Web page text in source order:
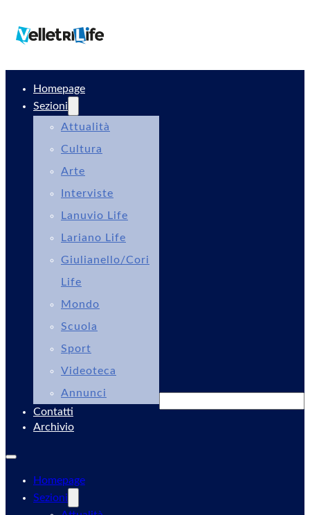
Homepage
Sezioni
Attualità
Cultura
Arte
Interviste
Lanuvio Life
Lariano Life
Giulianello/Cori
Life
Mondo
Scuola
Sport
Videoteca
Annunci
Contatti
Archivio
Homepage
Sezioni